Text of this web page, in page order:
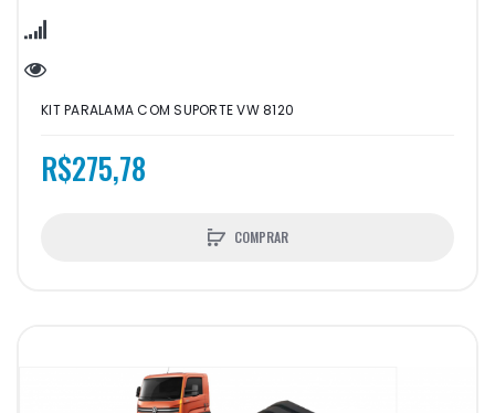
KIT PARALAMA COM SUPORTE VW 8120
R$275,78
COMPRAR